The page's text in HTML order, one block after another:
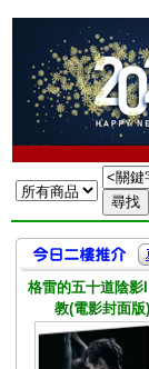
格雷的五十道陰影
教(電影封面版)